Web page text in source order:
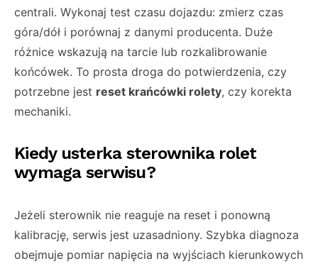
centrali. Wykonaj test czasu dojazdu: zmierz czas
góra/dół i porównaj z danymi producenta. Duże
różnice wskazują na tarcie lub rozkalibrowanie
końcówek. To prosta droga do potwierdzenia, czy
potrzebne jest reset krańcówki rolety, czy korekta
mechaniki.
Kiedy usterka sterownika rolet
wymaga serwisu?
Jeżeli sterownik nie reaguje na reset i ponowną
kalibrację, serwis jest uzasadniony. Szybka diagnoza
obejmuje pomiar napięcia na wyjściach kierunkowych